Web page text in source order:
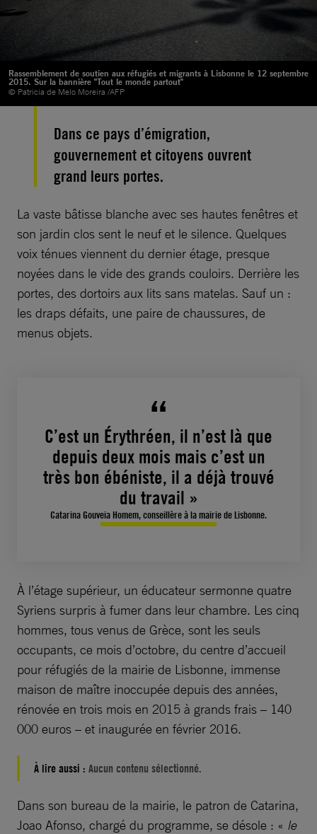
Rassemblement de soutien aux réfugiés et migrants à Lisbonne le 12 septembre
2015. Sur la bannière "Tout le monde partout"
© Patricia de Melo Moreira /AFP
Dans ce pays d’émigration,
gouvernement et citoyens ouvrent
grand leurs portes.
La vaste bâtisse blanche avec ses hautes fenêtres et
son jardin clos sent le neuf et le silence. Quelques
voix ténues viennent du dernier étage, presque
noyées dans le vide des grands couloirs. Derrière les
portes, des dortoirs aux lits sans matelas. Sauf un :
les draps défaits, une paire de chaussures, de
menus objets.
C’est un Érythréen, il n’est là que
depuis deux mois mais c’est un
très bon ébéniste, il a déjà trouvé
du travail »
Catarina Gouveia Homem, conseillère à la mairie de Lisbonne.
À l’étage supérieur, un éducateur sermonne quatre
Syriens surpris à fumer dans leur chambre. Les cinq
hommes, tous venus de Grèce, sont les seuls
occupants, ce mois d’octobre, du centre d’accueil
pour réfugiés de la mairie de Lisbonne, immense
maison de maître inoccupée depuis des années,
rénovée en trois mois en 2015 à grands frais – 140
000 euros – et inaugurée en février 2016.
À lire aussi : Aucun contenu sélectionné.
Dans son bureau de la mairie, le patron de Catarina,
Joao Afonso, chargé du programme, se désole : « le